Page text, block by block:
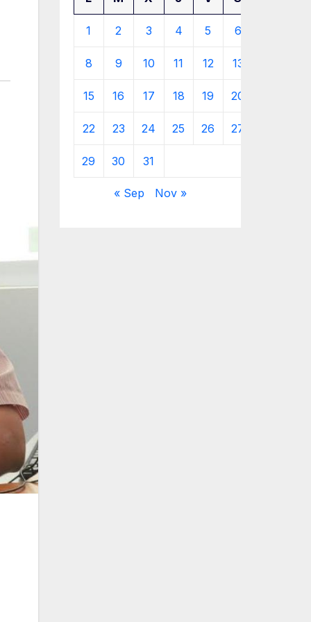
1 2 3 4 5 6
8 9 10 11 12 13
15 16 17 18 19 20
22 23 24 25 26 27
29 30 31
« Sep Nov »